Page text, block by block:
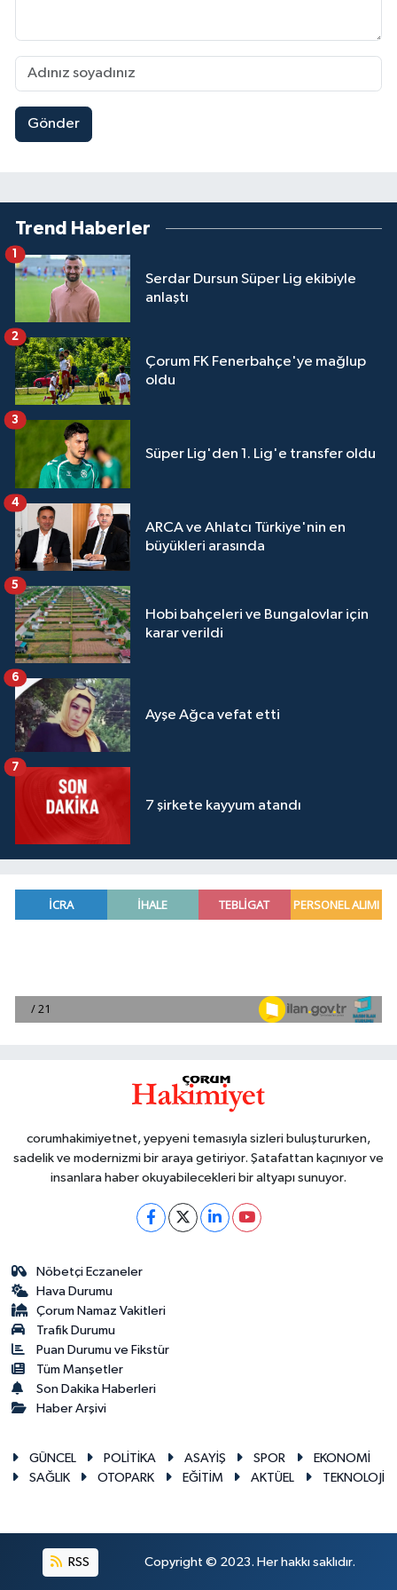
Gönder
Trend Haberler
Serdar Dursun Süper Lig ekibiyle
anlaştı
1
Çorum FK Fenerbahçe'ye mağlup
oldu
2
Süper Lig'den 1. Lig'e transfer oldu
3
ARCA ve Ahlatcı Türkiye'nin en
büyükleri arasında
4
Hobi bahçeleri ve Bungalovlar için
karar verildi
5
Ayşe Ağca vefat etti
6
7 şirkete kayyum atandı
7
corumhakimiyetnet, yepyeni temasıyla sizleri buluştururken,
sadelik ve modernizmi bir araya getiriyor. Şatafattan kaçınıyor ve
insanlara haber okuyabilecekleri bir altyapı sunuyor.
Nöbetçi Eczaneler
Hava Durumu
Çorum Namaz Vakitleri
Trafik Durumu
Puan Durumu ve Fikstür
Tüm Manşetler
Son Dakika Haberleri
Haber Arşivi
GÜNCEL POLİTİKA ASAYİŞ SPOR
EKONOMİ
SAĞLIK
OTOPARK EĞİTİM AKTÜEL TEKNOLOJİ
RSS Copyright © 2023. Her hakkı saklıdır.